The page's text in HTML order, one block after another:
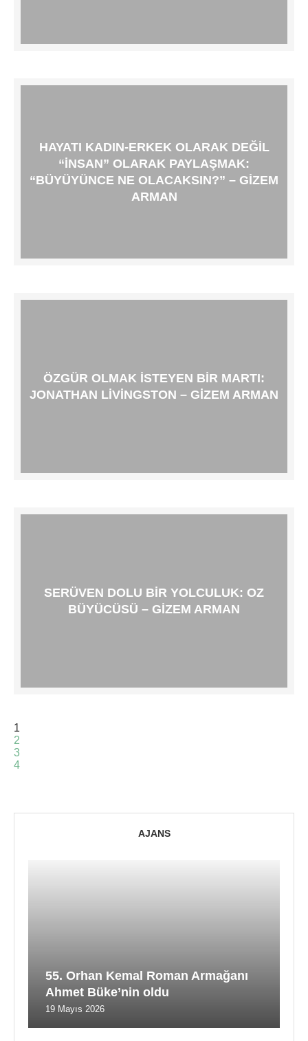
HAYATI KADIN-ERKEK OLARAK DEĞIL
“İNSAN” OLARAK PAYLAŞMAK:
“BÜYÜYÜNCE NE OLACAKSIN?” – GIZEM
ARMAN
ÖZGÜR OLMAK ISTEYEN BIR MARTI:
JONATHAN LIVINGSTON – GIZEM ARMAN
SERÜVEN DOLU BIR YOLCULUK: OZ
BÜYÜCÜSÜ – GIZEM ARMAN
1
2
3
4
AJANS
55. Orhan Kemal Roman Armağanı
Ahmet Büke’nin oldu
19 Mayıs 2026